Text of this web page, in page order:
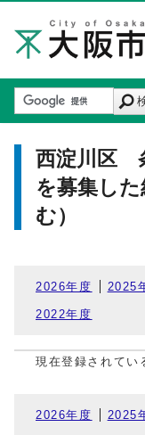
西淀川区
を募集し
む）
2026年度 2025
2022年度
現在登録されてい
2026年度 2025